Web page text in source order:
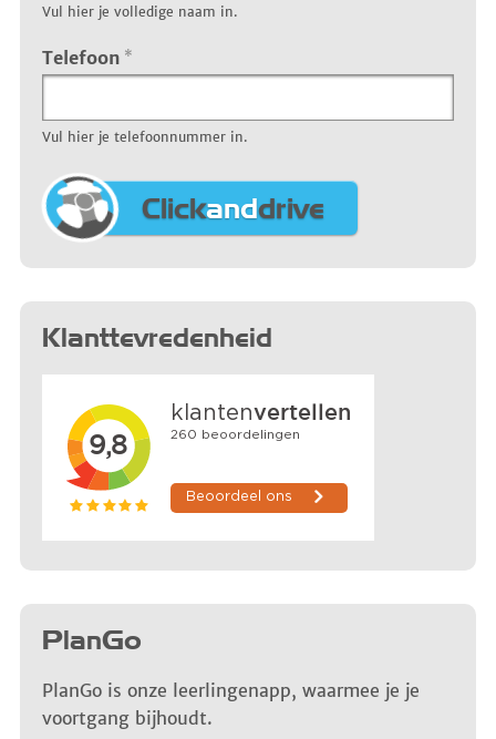
Vul hier je volledige naam in.
Telefoon *
Vul hier je telefoonnummer in.
Clickanddrive
Klanttevredenheid
PlanGo
PlanGo is onze leerlingenapp, waarmee je je
voortgang bijhoudt.